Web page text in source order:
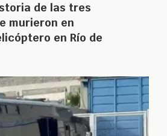
de las tres
murieron en
en Río de